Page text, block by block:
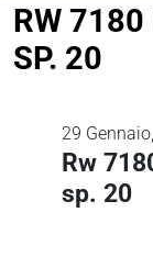
RW
SP. 20
29
Rw
sp. 20